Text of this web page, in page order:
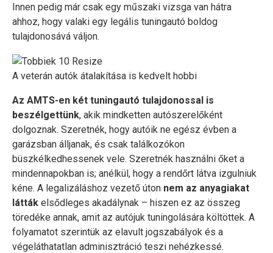
Innen pedig már csak egy műszaki vizsga van hátra
ahhoz, hogy valaki egy legális tuningautó boldog
tulajdonosává váljon.
A veterán autók átalakítása is kedvelt hobbi
Az AMTS-en két tuningautó tulajdonossal is
beszélgettünk, akik mindketten autószerelőként
dolgoznak. Szeretnék, hogy autóik ne egész évben a
garázsban álljanak, és csak találkozókon
büszkélkedhessenek vele. Szeretnék használni őket a
mindennapokban is; anélkül, hogy a rendőrt látva izgulniuk
kéne. A legalizáláshoz vezető úton nem az anyagiakat
látták elsődleges akadálynak – hiszen ez az összeg
töredéke annak, amit az autójuk tuningolására költöttek. A
folyamatot szerintük az elavult jogszabályok és a
végeláthatatlan adminisztráció teszi nehézkessé.